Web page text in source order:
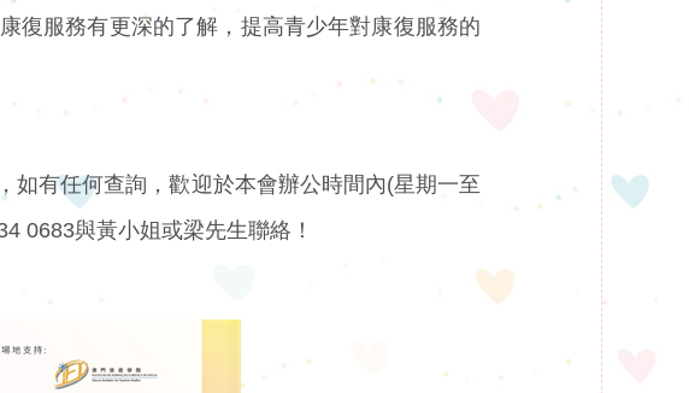
復服務有更深的了解，提高青少年對康復服務的
如有任何查詢，歡迎於本會辦公時間內(星期一至
0683與黃小姐或梁先生聯絡！